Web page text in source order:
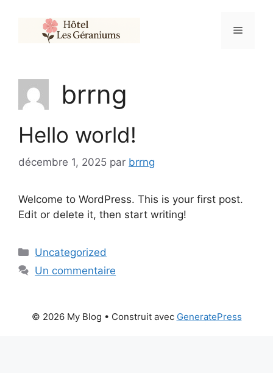
Menu
brrng
Hello world!
décembre 1, 2025 par brrng
Welcome to WordPress. This is your first post.
Edit or delete it, then start writing!
Catégories
Uncategorized
Un commentaire
© 2026 My Blog • Construit avec GeneratePress